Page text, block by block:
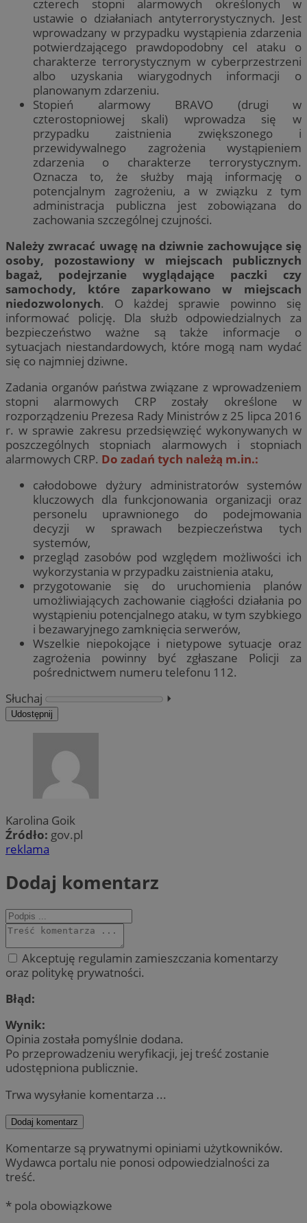
czterech stopni alarmowych określonych w
ustawie o działaniach antyterrorystycznych. Jest
wprowadzany w przypadku wystąpienia zdarzenia
potwierdzającego prawdopodobny cel ataku o
charakterze terrorystycznym w cyberprzestrzeni
albo uzyskania wiarygodnych informacji o
planowanym zdarzeniu.
Stopień alarmowy BRAVO (drugi w
czterostopniowej skali) wprowadza się w
przypadku zaistnienia zwiększonego i
przewidywalnego zagrożenia wystąpieniem
zdarzenia o charakterze terrorystycznym.
Oznacza to, że służby mają informację o
potencjalnym zagrożeniu, a w związku z tym
administracja publiczna jest zobowiązana do
zachowania szczególnej czujności.
Należy zwracać uwagę na dziwnie zachowujące się
osoby, pozostawiony w miejscach publicznych
bagaż, podejrzanie wyglądające paczki czy
samochody, które zaparkowano w miejscach
niedozwolonych. O każdej sprawie powinno się
informować policję. Dla służb odpowiedzialnych za
bezpieczeństwo ważne są także informacje o
sytuacjach niestandardowych, które mogą nam wydać
się co najmniej dziwne.
Zadania organów państwa związane z wprowadzeniem
stopni alarmowych CRP zostały określone w
rozporządzeniu Prezesa Rady Ministrów z 25 lipca 2016
r. w sprawie zakresu przedsięwzięć wykonywanych w
poszczególnych stopniach alarmowych i stopniach
alarmowych CRP. Do zadań tych należą m.in.:
całodobowe dyżury administratorów systemów
kluczowych dla funkcjonowania organizacji oraz
personelu uprawnionego do podejmowania
decyzji w sprawach bezpieczeństwa tych
systemów,
przegląd zasobów pod względem możliwości ich
wykorzystania w przypadku zaistnienia ataku,
przygotowanie się do uruchomienia planów
umożliwiających zachowanie ciągłości działania po
wystąpieniu potencjalnego ataku, w tym szybkiego
i bezawaryjnego zamknięcia serwerów,
Wszelkie niepokojące i nietypowe sytuacje oraz
zagrożenia powinny być zgłaszane Policji za
pośrednictwem numeru telefonu 112.
Słuchaj
⏵︎
Udostępnij
Karolina Goik
Źródło: gov.pl
reklama
Dodaj komentarz
Akceptuję regulamin zamieszczania komentarzy
oraz politykę prywatności.
Błąd:
Wynik:
Opinia została pomyślnie dodana.
Po przeprowadzeniu weryfikacji, jej treść zostanie
udostępniona publicznie.
Trwa wysyłanie komentarza ...
Dodaj komentarz
Komentarze są prywatnymi opiniami użytkowników.
Wydawca portalu nie ponosi odpowiedzialności za
treść.
* pola obowiązkowe